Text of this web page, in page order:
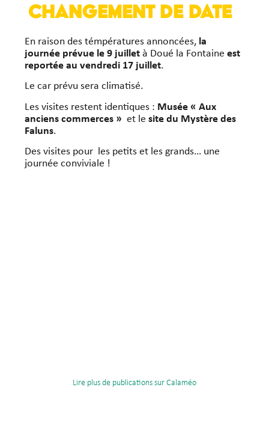
Changement de date
En raison des témpératures annoncées, la
journée prévue le 9 juillet à Doué la Fontaineest
reportée au vendredi 17 juillet.
Le car prévu sera climatisé.
Les visites restent identiques : Musée « Aux
anciens commerces » et lesite du Mystère des
Faluns.
Des visites pour les petits et les grands… une
journée conviviale !
Lire plus de publications sur Calaméo